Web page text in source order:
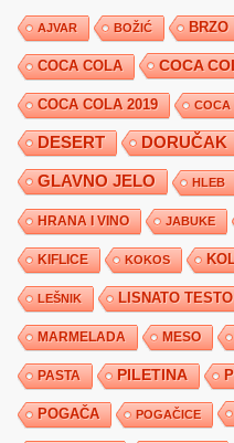
AJVAR BOŽIĆ BRZO
COCA COLA COCA
COCA COLA 2019 COCA
DESERT DORUČAK
GLAVNO JELO HLEB
HRANA I VINO JABUKE
KIFLICE KOKOS
LEŠNIK LISNATO TESTO
MARMELADA MESO
PASTA PILETINA
POGAČA POGAČICE